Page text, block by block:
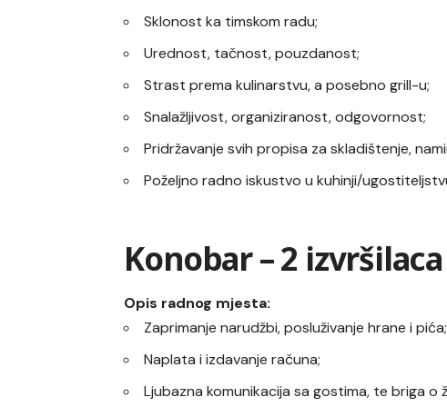
Sklonost ka timskom radu;
Urednost, tačnost, pouzdanost;
Strast prema kulinarstvu, a posebno grill-u;
Snalažljivost, organiziranost, odgovornost;
Pridržavanje svih propisa za skladištenje,
Poželjno radno iskustvo u kuhinji/
Konobar – 2
Opis radnog mjesta:
Zaprimanje narudžbi, posluživanje hrane i pića;
Naplata i izdavanje računa;
Ljubazna komunikacija sa gostima, te briga o